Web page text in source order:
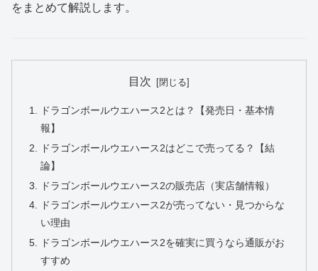
をまとめて解説します。
目次
ドラゴンボールウエハース2とは？【発売日・基本情
報】
ドラゴンボールウエハース2はどこで売ってる？【結
論】
ドラゴンボールウエハース2の販売店（実店舗情報）
ドラゴンボールウエハース2が売ってない・見つからな
い理由
ドラゴンボールウエハース2を確実に買うなら通販がお
すすめ